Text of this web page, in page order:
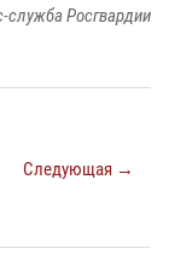
служба Росгвардии
Следующая →